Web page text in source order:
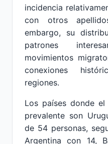
incidencia
con otros
embargo, su
patrones
movimientos
conexiones
regiones.
Los países donde
prevalente son
de 54 personas,
Argentina con 14,